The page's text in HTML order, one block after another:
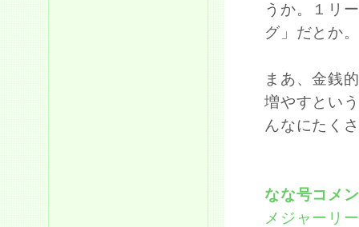
うか。１リ
グ」だとか。
まあ、金銭
増やすとい
んなにたく
なな号コ
メジャーリ